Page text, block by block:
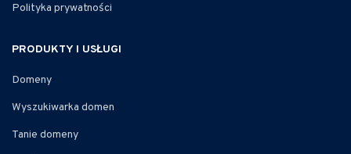
Polityka prywatności
PRODUKTY I USŁUGI
Domeny
Wyszukiwarka domen
Tanie domeny